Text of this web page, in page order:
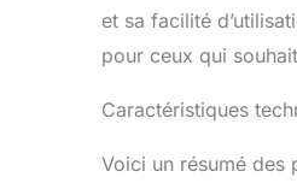
et sa facilité
pour ceux qui
Caractéristiques
Voici un résumé des